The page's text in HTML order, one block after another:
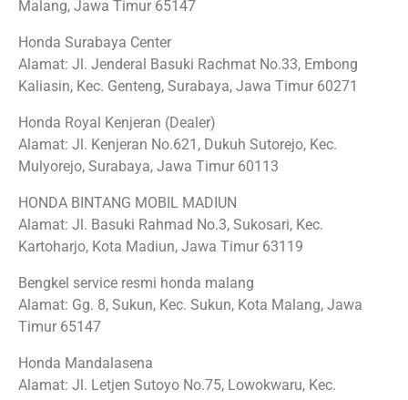
Malang, Jawa Timur 65147
Honda Surabaya Center
Alamat: Jl. Jenderal Basuki Rachmat No.33, Embong
Kaliasin, Kec. Genteng, Surabaya, Jawa Timur 60271
Honda Royal Kenjeran (Dealer)
Alamat: Jl. Kenjeran No.621, Dukuh Sutorejo, Kec.
Mulyorejo, Surabaya, Jawa Timur 60113
HONDA BINTANG MOBIL MADIUN
Alamat: Jl. Basuki Rahmad No.3, Sukosari, Kec.
Kartoharjo, Kota Madiun, Jawa Timur 63119
Bengkel service resmi honda malang
Alamat: Gg. 8, Sukun, Kec. Sukun, Kota Malang, Jawa
Timur 65147
Honda Mandalasena
Alamat: Jl. Letjen Sutoyo No.75, Lowokwaru, Kec.